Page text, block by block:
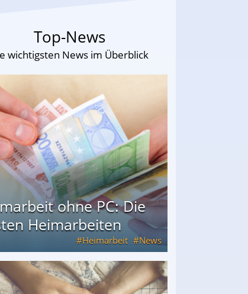
Top-News
wichtigsten News im Überblick
ohne PC: Die
Heimarbeiten
Heimarbeit News